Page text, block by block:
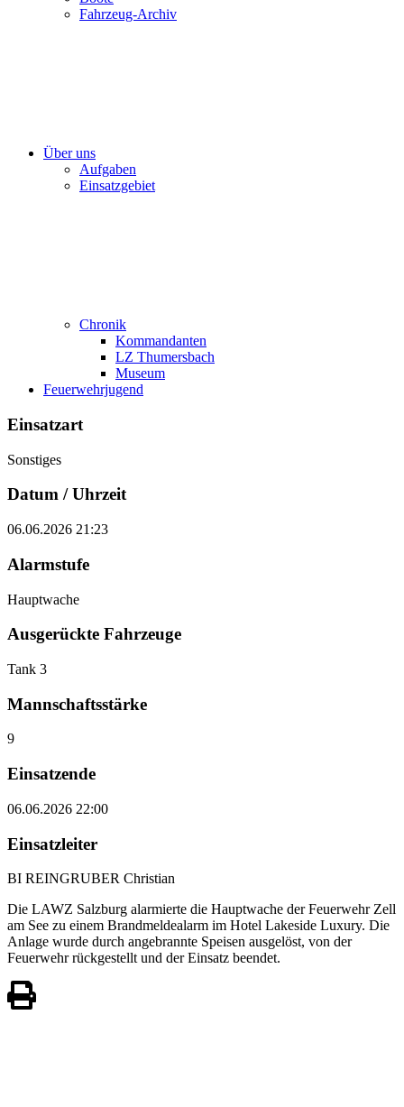
Fahrzeug-Archiv
Über uns
Aufgaben
Einsatzgebiet
Chronik
Kommandanten
LZ Thumersbach
Museum
Feuerwehrjugend
Einsatzart
Sonstiges
Datum / Uhrzeit
06.06.2026 21:23
Alarmstufe
Hauptwache
Ausgerückte Fahrzeuge
Tank 3
Mannschaftsstärke
9
Einsatzende
06.06.2026 22:00
Einsatzleiter
BI REINGRUBER Christian
Die LAWZ Salzburg alarmierte die Hauptwache der Feuerwehr Zell
am See zu einem Brandmeldealarm im Hotel Lakeside Luxury. Die
Anlage wurde durch angebrannte Speisen ausgelöst, von der
Feuerwehr rückgestellt und der Einsatz beendet.